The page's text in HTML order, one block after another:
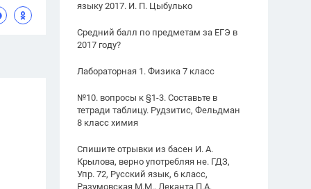
языку 2017. И. П. Цыбулько
Средний балл по предметам за ЕГЭ в
2017 году?
Лабораторная 1. Физика 7 класс
№10. вопросы к §1-3. Составьте в
тетради таблицу. Рудзитис, Фельдман
8 класс химия
Спишите отрывки из басен И. А.
Крылова, верно употребляя не. ГДЗ,
Упр. 72, Русский язык, 6 класс,
Разумовская М.М., Леканта П.А.